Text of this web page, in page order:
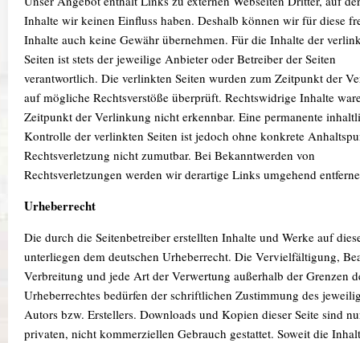
Inhalte wir keinen Einfluss haben. Deshalb können wir für diese
Inhalte auch keine Gewähr übernehmen. Für die Inhalte der
Seiten ist stets der jeweilige Anbieter oder Betreiber der Seiten
verantwortlich. Die verlinkten Seiten wurden zum Zeitpunkt der
auf mögliche Rechtsverstöße überprüft. Rechtswidrige Inhalte
Zeitpunkt der Verlinkung nicht erkennbar. Eine permanente
Kontrolle der verlinkten Seiten ist jedoch ohne konkrete
Rechtsverletzung nicht zumutbar. Bei Bekanntwerden von
Rechtsverletzungen werden wir derartige Links umgehend
Urheberrecht
Die durch die Seitenbetreiber erstellten Inhalte und Werke auf
unterliegen dem deutschen Urheberrecht. Die Vervielfältigung,
Verbreitung und jede Art der Verwertung außerhalb der Grenzen
Urheberrechtes bedürfen der schriftlichen Zustimmung des
Autors bzw. Erstellers. Downloads und Kopien dieser Seite sind
privaten, nicht kommerziellen Gebrauch gestattet. Soweit die